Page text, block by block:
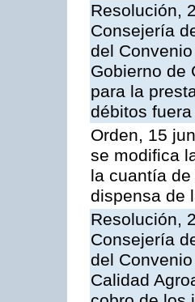
Resolución,
Consejería
del
Gobierno de
para la
débitos
Orden, 15
se modifica
la cuantía
dispensa de
Resolución,
Consejería
del
Calidad